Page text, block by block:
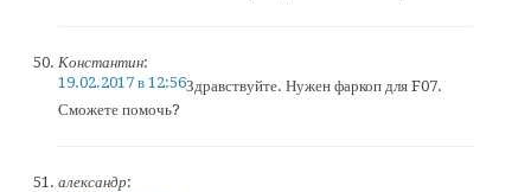
Константин:
19.02.2017 в 12:56Здравствуйте. Нужен фаркоп для F07.
Сможете помочь?
александр: